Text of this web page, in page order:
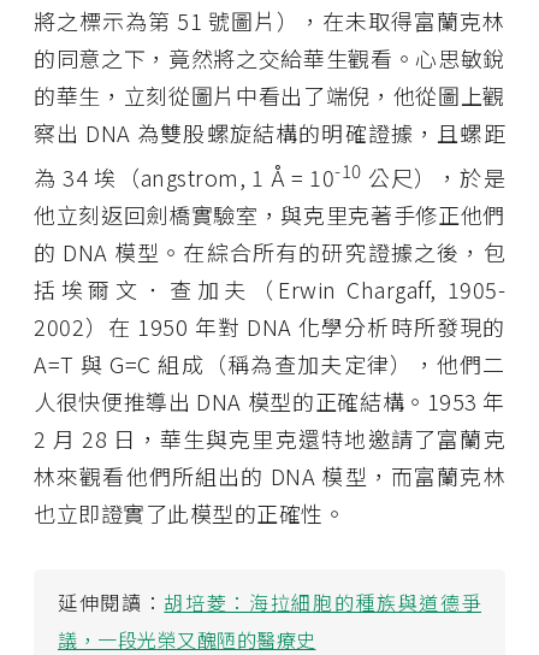
將之標示為第 51 號圖片），在未取得富蘭克林
的同意之下，竟然將之交給華生觀看。心思敏銳
的華生，立刻從圖片中看出了端倪，他從圖上觀
察出 DNA 為雙股螺旋結構的明確證據，且螺距
為 34 埃（angstrom, 1 Å = 10-10 公尺），於是
他立刻返回劍橋實驗室，與克里克著手修正他們
的 DNA 模型。在綜合所有的研究證據之後，包
括埃爾文．查加夫（Erwin Chargaff, 1905-
2002）在 1950 年對 DNA 化學分析時所發現的
A=T 與 G=C 組成（稱為查加夫定律），他們二
人很快便推導出 DNA 模型的正確結構。1953 年
2 月 28 日，華生與克里克還特地邀請了富蘭克
林來觀看他們所組出的 DNA 模型，而富蘭克林
也立即證實了此模型的正確性。
延伸閱讀： 胡培菱：海拉細胞的種族與道德爭
議，一段光榮又醜陋的醫療史